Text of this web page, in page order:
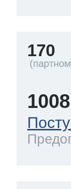
170
1008